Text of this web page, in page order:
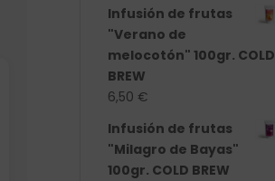
Infusión de frutas
"Verano de
melocotón" 100gr. COLD
BREW
6,50 €
Infusión de frutas
"Milagro de Bayas"
100gr. COLD BREW